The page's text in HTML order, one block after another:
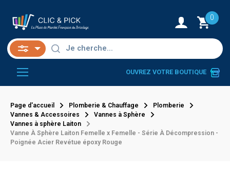
0
OUVREZ VOTRE BOUTIQUE
Page d'accueil Plomberie & Chauffage
Plomberie
Vannes & Accessoires
Vannes à Sphère
Vannes à sphère Laiton
Vanne À Sphère Laiton Femelle x Femelle - Série À Décompression -
Poignée Acier Revétue époxy Rouge